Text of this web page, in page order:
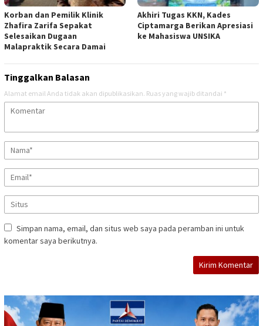
Korban dan Pemilik Klinik
Zhafira Zarifa Sepakat
Selesaikan Dugaan
Malapraktik Secara Damai
Akhiri Tugas KKN, Kades
Ciptamarga Berikan Apresiasi
ke Mahasiswa UNSIKA
Tinggalkan Balasan
Alamat email Anda tidak akan dipublikasikan. Ruas yang wajib ditandai *
Simpan nama, email, dan situs web saya pada peramban ini untuk
komentar saya berikutnya.